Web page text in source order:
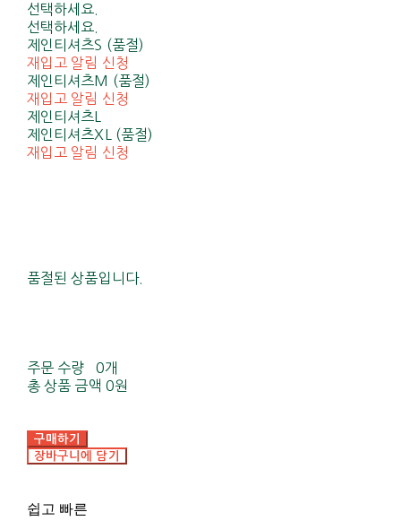
선택하세요.
선택하세요.
제인티셔츠S (품절)
재입고 알림 신청
제인티셔츠M (품절)
재입고 알림 신청
제인티셔츠L
제인티셔츠XL (품절)
재입고 알림 신청
품절된 상품입니다.
주문 수량
0개
총 상품 금액 0원
구매하기
장바구니에 담기
쉽고 빠른